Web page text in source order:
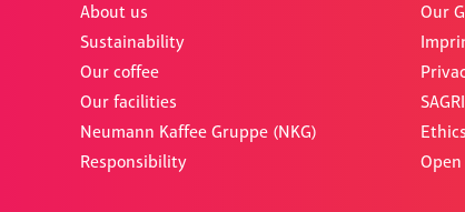
About us
Sustainability
Our coffee
Our facilities
Neumann Kaffee Gruppe (NKG)
Responsibility
Our
Open